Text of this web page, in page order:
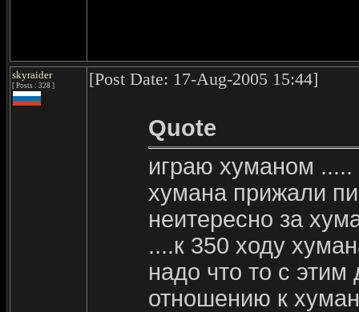
skyraider
[ Posts : 328 ] [Post Date: 17-Aug-2005 15:44]
Quote
играю хуманом .....
хумана прижали
неитересно за
....к 350 ходу
надо что то с этим
отношению к